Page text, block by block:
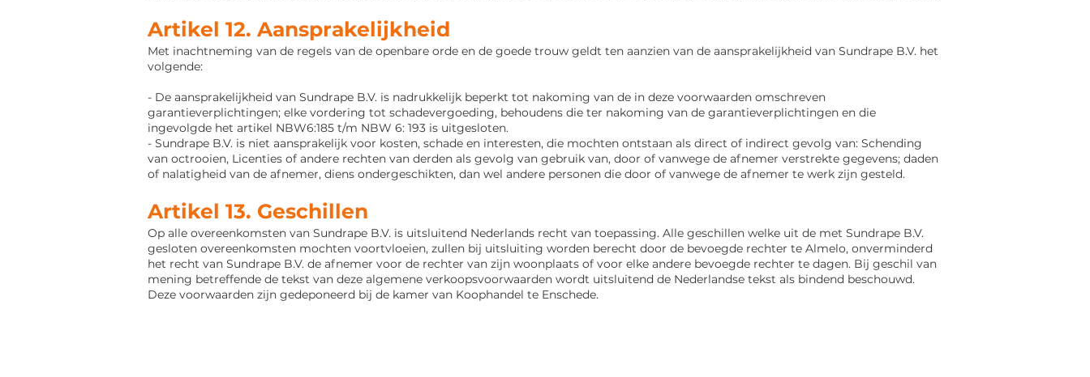
Artikel 12. Aansprakelijkheid
Met inachtneming van de regels van de openbare orde en de goede trouw geldt ten aanzien van de aansprakelijkheid van Sundrape B.V. het
volgende:
- De aansprakelijkheid van Sundrape B.V. is nadrukkelijk beperkt tot nakoming van de in deze voorwaarden omschreven
garantieverplichtingen; elke vordering tot schadevergoeding, behoudens die ter nakoming van de garantieverplichtingen en die
ingevolgde het artikel NBW6:185 t/m NBW 6: 193 is uitgesloten.
- Sundrape B.V. is niet aansprakelijk voor kosten, schade en interesten, die mochten ontstaan als direct of indirect gevolg van: Schending
van octrooien, Licenties of andere rechten van derden als gevolg van gebruik van, door of vanwege de afnemer verstrekte gegevens; daden
of nalatigheid van de afnemer, diens ondergeschikten, dan wel andere personen die door of vanwege de afnemer te werk zijn gesteld.
Artikel 13. Geschillen
Op alle overeenkomsten van Sundrape B.V. is uitsluitend Nederlands recht van toepassing. Alle geschillen welke uit de met Sundrape B.V.
gesloten overeenkomsten mochten voortvloeien, zullen bij uitsluiting worden berecht door de bevoegde rechter te Almelo, onverminderd
het recht van Sundrape B.V. de afnemer voor de rechter van zijn woonplaats of voor elke andere bevoegde rechter te dagen. Bij geschil van
mening betreffende de tekst van deze algemene verkoopsvoorwaarden wordt uitsluitend de Nederlandse tekst als bindend beschouwd.
Deze voorwaarden zijn gedeponeerd bij de kamer van Koophandel te Enschede.